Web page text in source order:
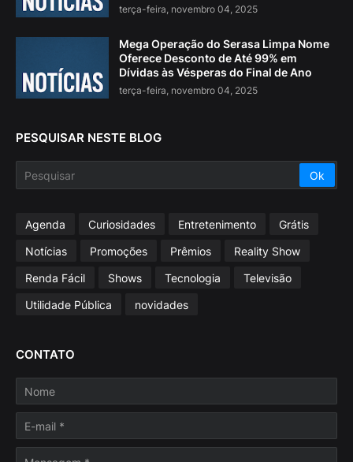
terça-feira, novembro 04, 2025
Mega Operação do Serasa Limpa Nome
Oferece Desconto de Até 99% em
Dívidas às Vésperas do Final de Ano
terça-feira, novembro 04, 2025
PESQUISAR NESTE BLOG
Agenda Curiosidades Entretenimento
Grátis
Notícias
Promoções Prêmios
Reality Show
Renda Fácil
Shows Tecnologia
Televisão
Utilidade Pública
novidades
CONTATO